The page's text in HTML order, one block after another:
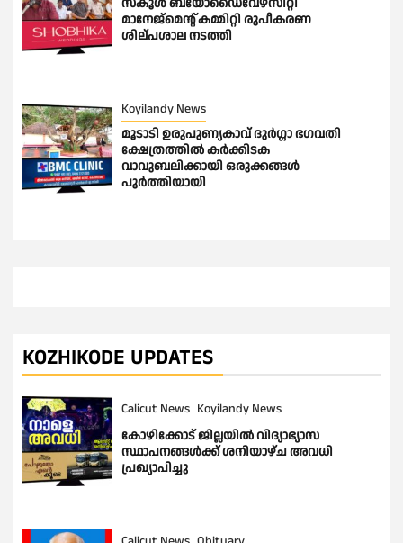
മാനേജ്മെന്റ് കമ്മിറ്റി രൂപീകരണ
ശില്പശാല നടത്തി
Koyilandy News
മൂടാടി ഉരുപുണ്യകാവ് ദുർഗ്ഗാ ഭഗവതി
ക്ഷേത്രത്തിൽ കർക്കിടക
വാവുബലിക്കായി ഒരുക്കങ്ങൾ
പൂർത്തിയായി
KOZHIKODE UPDATES
Calicut News Koyilandy News
കോഴിക്കോട് ജില്ലയിൽ വിദ്യാഭ്യാസ
സ്ഥാപനങ്ങൾക്ക് ശനിയാഴ്ച അവധി
പ്രഖ്യാപിച്ചു